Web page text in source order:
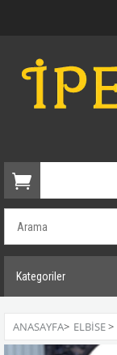
Kategoriler
ANASAYFA> ELBİSE>